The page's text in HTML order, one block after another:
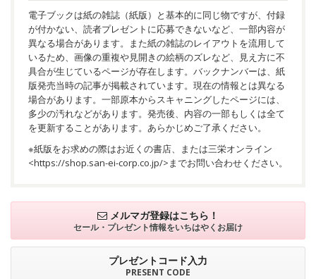
電子ブックは紙の雑誌（紙版）と基本的に同じ物ですが、付録
が付かない、読者プレゼントに応募できないなど、一部内容が
異なる場合があります。また紙の雑誌のレイアウトを流用して
いるため、画像の重複や見開きの絵柄のズレなど、見え方に不
具合が生じているページが存在します。バックナンバーは、紙
版発売当時の記事が掲載されています。現在の情報とは異なる
場合があります。一部原本からスキャニングしたページには、
多少の汚れなどがあります。発売後、内容の一部もしくは全て
を更新することがあります。あらかじめご了承ください。
※紙版をお求めの際はお近くの書店、または三栄オンライン
<https://shop.san-ei-corp.co.jp/>までお問い合わせください。
メルマガ登録はこちら！
セール・プレゼント情報をいちはやくお届け
プレゼントコード入力
PRESENT CODE